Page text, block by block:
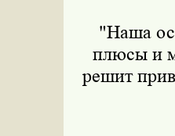
"Наша
плюсы и
решит